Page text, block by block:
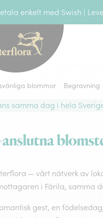
enkelt med Swish |
blommor Begravning
samma dag i hela
— vårt nätverk av
i Färila, samma
gest, en